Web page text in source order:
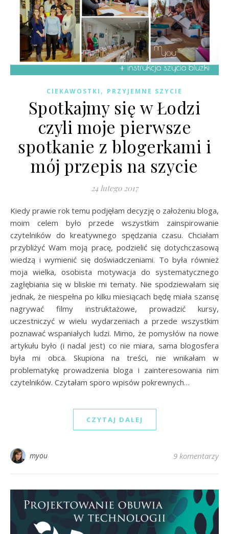
CIEKAWOSTKI , PRZYJEMNE SZYCIE
Spotkajmy się w Łodzi
czyli moje pierwsze
spotkanie z blogerkami i
mój przepis na szycie
24 lutego 2017
Kiedy prawie rok temu podjęłam decyzję o założeniu bloga,
moim celem było przede wszystkim zainspirowanie
czytelników do kreatywnego spędzania czasu. Chciałam
przybliżyć Wam moją pracę, podzielić się dotychczasową
wiedzą i wymienić się doświadczeniami. To była również
moja wielka, osobista motywacja do systematycznego
zagłębiania się w bliskie mi tematy. Nie spodziewałam się
jednak, że niespełna po kilku miesiącach będę miała szansę
nagrywać filmy instruktażowe, prowadzić kursy,
uczestniczyć w wielu wydarzeniach a przede wszystkim
poznawać wspaniałych ludzi. Mimo, że pomysłów na nowe
artykułu było (i nadal jest) co nie miara, sama blogosfera
była mi obca. Skupiona na treści, nie wnikałam w
problematykę prowadzenia bloga i zainteresowania nim
czytelników. Czytałam sporo wpisów pokrewnych…
CZYTAJ DALEJ
myou 9 komentarzy